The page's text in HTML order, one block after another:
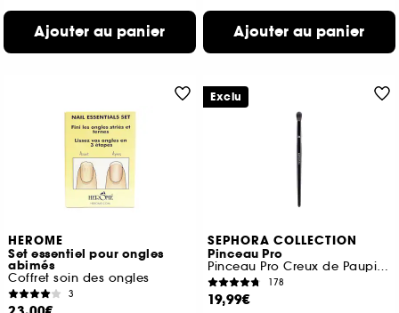
Ajouter au panier Ajouter au panier
HEROME
Set essentiel pour ongles
abimés
Coffret soin des ongles
3
SEPHORA COLLECTION
Pinceau Pro
Pinceau Pro Creux de Paupière #26
178
19,99€
Exclu